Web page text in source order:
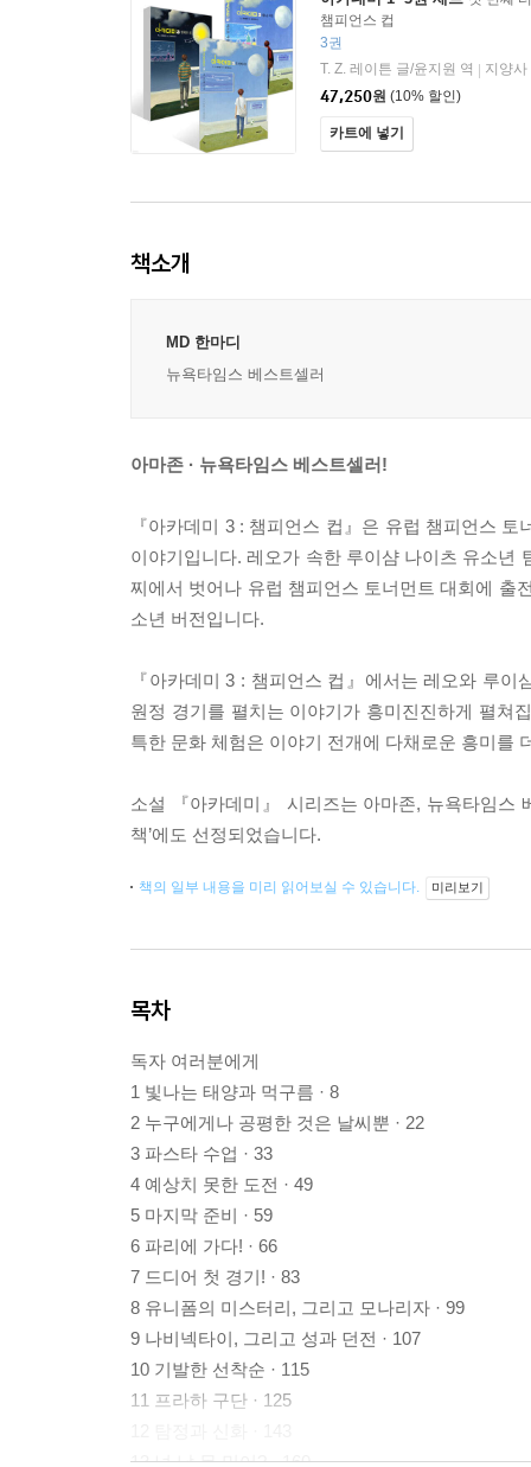
챔피언스 컵
3권
T. Z. 레이튼 글/윤지원 역
지양사
47,250원 (10% 할인)
카트에 넣기
책소개
MD 한마디
뉴욕타임스 베스트셀러
아마존 · 뉴욕타임스 베스트셀러!
『아카데미 3 : 챔피언스 컵』은 유럽 챔피언스
이야기입니다. 레오가 속한 루이샴 나이츠 유소년
찌에서 벗어나 유럽 챔피언스 토너먼트 대회에 출
소년 버전입니다.
『아카데미 3 : 챔피언스 컵』에서는 레오와 루
원정 경기를 펼치는 이야기가 흥미진진하게 펼쳐
특한 문화 체험은 이야기 전개에 다채로운 흥미를
소설 『아카데미』 시리즈는 아마존, 뉴욕타임스
책’에도 선정되었습니다.
책의 일부 내용을 미리 읽어보실 수 있습니다. 미리보기
목차
독자 여러분에게
1 빛나는 태양과 먹구름 · 8
2 누구에게나 공평한 것은 날씨뿐 · 22
3 파스타 수업 · 33
4 예상치 못한 도전 · 49
5 마지막 준비 · 59
6 파리에 가다! · 66
7 드디어 첫 경기! · 83
8 유니폼의 미스터리, 그리고 모나리자 · 99
9 나비넥타이, 그리고 성과 던전 · 107
10 기발한 선착순 · 115
11 프라하 구단 · 125
13 넌 날 못 믿어? · 160